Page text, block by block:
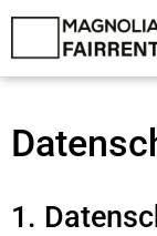
springen
1.